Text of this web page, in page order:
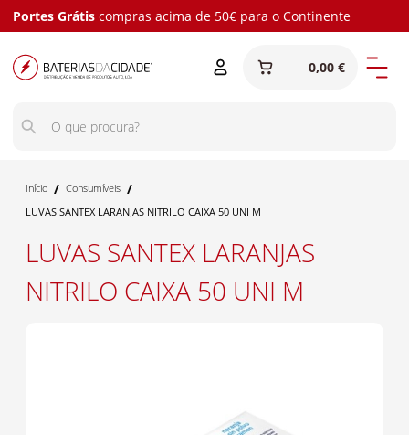
Portes Grátis compras acima de 50€ para o Continente
0,00 €
Início / Consumíveis /
LUVAS SANTEX LARANJAS NITRILO CAIXA 50 UNI M
LUVAS SANTEX LARANJAS
NITRILO CAIXA 50 UNI M